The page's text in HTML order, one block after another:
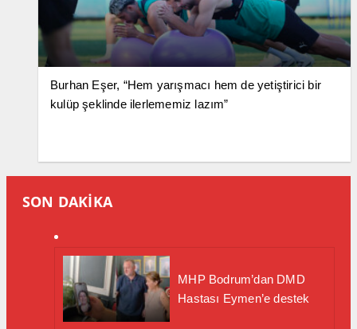
Burhan Eşer, “Hem yarışmacı hem de yetiştirici bir
kulüp şeklinde ilerlememiz lazım”
SON DAKİKA
MHP Bodrum’dan DMD
Hastası Eymen’e destek